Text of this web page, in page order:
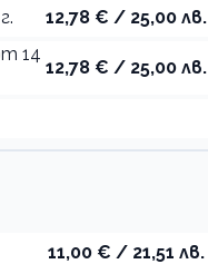
12,78 € / 25,00 лв.
14
12,78 € / 25,00 лв.
11,00 € / 21,51 лв.